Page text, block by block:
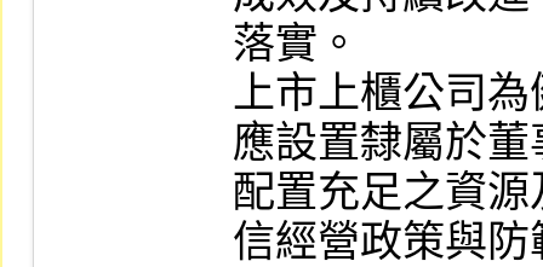
落實。
上市上櫃公司
應設置隸屬於
配置充足之資
信經營政策與